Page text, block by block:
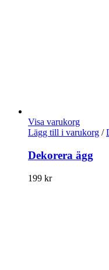
Visa varukorg
Lägg till i varukorg /
Dekorera ägg
199 kr